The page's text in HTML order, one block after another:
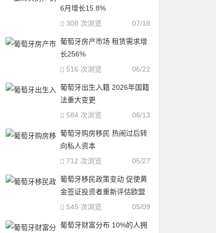
6月增长15.8%
07/18
308 次浏览
葡萄牙房产市场 租赁需求增
长256%
06/22
516 次浏览
葡萄牙出生入籍 2026年国籍
法重大变更
06/13
584 次浏览
葡萄牙购房移民 热闹过后转
向私人资本
05/27
712 次浏览
葡萄牙移民政策变动 促使黄
金签证投资者重新评估欧盟
居留策略
05/09
545 次浏览
葡萄牙财富分布 10%的人拥